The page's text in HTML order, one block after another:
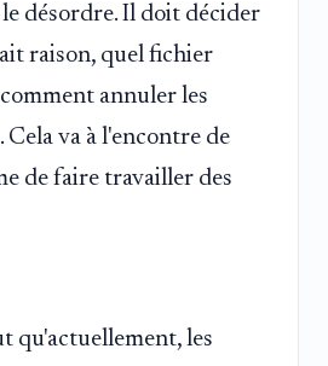
désordre. Il doit décider
raison, quel fichier
annuler les
Cela va à l'encontre de
de faire travailler des
qu'actuellement, les